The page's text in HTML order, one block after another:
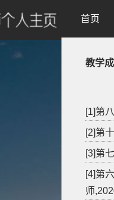
首页
教学
[1]第
[2]第
[3]第
[4]第
师